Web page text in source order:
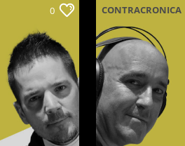
0 CONTRACRONICA